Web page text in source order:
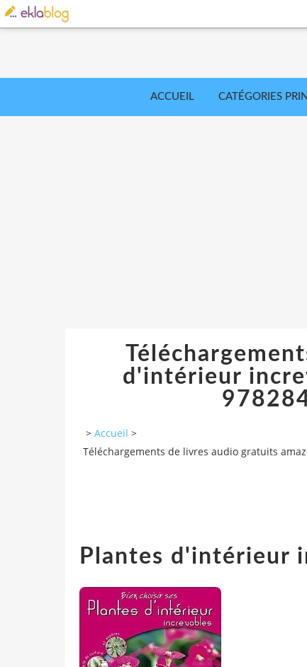
ACCUEIL CATÉGORIES
d'intérieur
> Accueil >
Téléchargements de livres audio gratuits
Plantes d'intérieur